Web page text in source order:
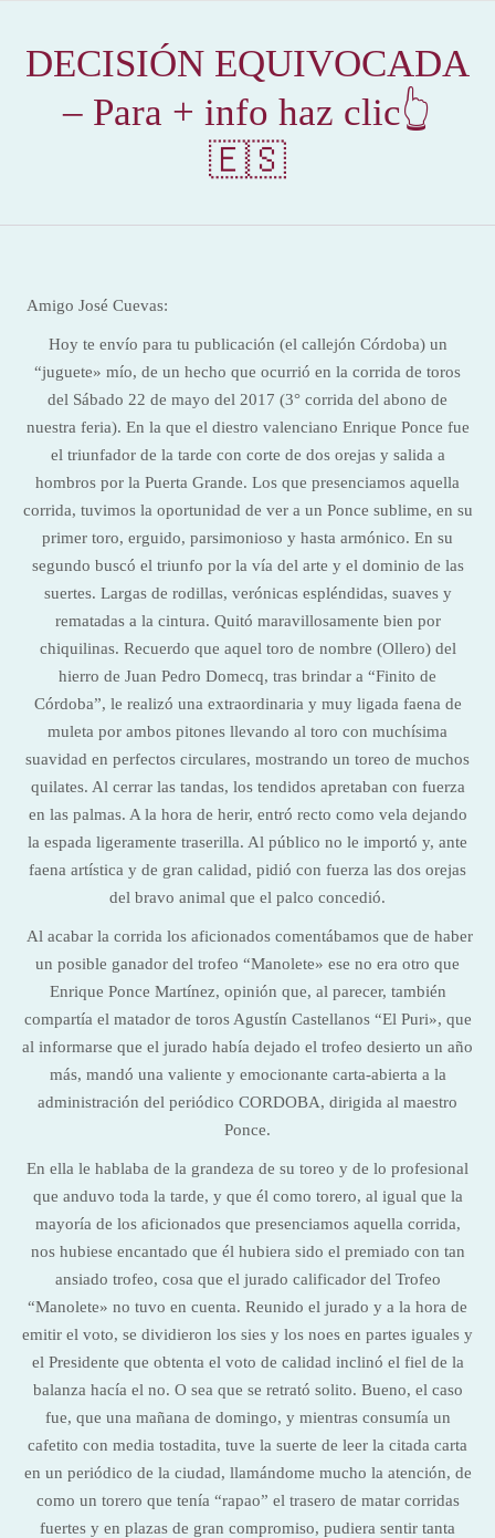
DECISIÓN EQUIVOCADA
– Para + info haz clic👆
🇪🇸
Amigo José Cuevas:
Hoy te envío para tu publicación (el callejón Córdoba) un
“juguete» mío, de un hecho que ocurrió en la corrida de toros
del Sábado 22 de mayo del 2017 (3° corrida del abono de
nuestra feria). En la que el diestro valenciano Enrique Ponce fue
el triunfador de la tarde con corte de dos orejas y salida a
hombros por la Puerta Grande. Los que presenciamos aquella
corrida, tuvimos la oportunidad de ver a un Ponce sublime, en su
primer toro, erguido, parsimonioso y hasta armónico. En su
segundo buscó el triunfo por la vía del arte y el dominio de las
suertes. Largas de rodillas, verónicas espléndidas, suaves y
rematadas a la cintura. Quitó maravillosamente bien por
chiquilinas. Recuerdo que aquel toro de nombre (Ollero) del
hierro de Juan Pedro Domecq, tras brindar a “Finito de
Córdoba”, le realizó una extraordinaria y muy ligada faena de
muleta por ambos pitones llevando al toro con muchísima
suavidad en perfectos circulares, mostrando un toreo de muchos
quilates. Al cerrar las tandas, los tendidos apretaban con fuerza
en las palmas. A la hora de herir, entró recto como vela dejando
la espada ligeramente traserilla. Al público no le importó y, ante
faena artística y de gran calidad, pidió con fuerza las dos orejas
del bravo animal que el palco concedió.
Al acabar la corrida los aficionados comentábamos que de haber
un posible ganador del trofeo “Manolete» ese no era otro que
Enrique Ponce Martínez, opinión que, al parecer, también
compartía el matador de toros Agustín Castellanos “El Puri», que
al informarse que el jurado había dejado el trofeo desierto un año
más, mandó una valiente y emocionante carta-abierta a la
administración del periódico CORDOBA, dirigida al maestro
Ponce.
En ella le hablaba de la grandeza de su toreo y de lo profesional
que anduvo toda la tarde, y que él como torero, al igual que la
mayoría de los aficionados que presenciamos aquella corrida,
nos hubiese encantado que él hubiera sido el premiado con tan
ansiado trofeo, cosa que el jurado calificador del Trofeo
“Manolete» no tuvo en cuenta. Reunido el jurado y a la hora de
emitir el voto, se dividieron los sies y los noes en partes iguales y
el Presidente que obtenta el voto de calidad inclinó el fiel de la
balanza hacía el no. O sea que se retrató solito. Bueno, el caso
fue, que una mañana de domingo, y mientras consumía un
cafetito con media tostadita, tuve la suerte de leer la citada carta
en un periódico de la ciudad, llamándome mucho la atención, de
como un torero que tenía “rapao” el trasero de matar corridas
fuertes y en plazas de gran compromiso, pudiera sentir tanta